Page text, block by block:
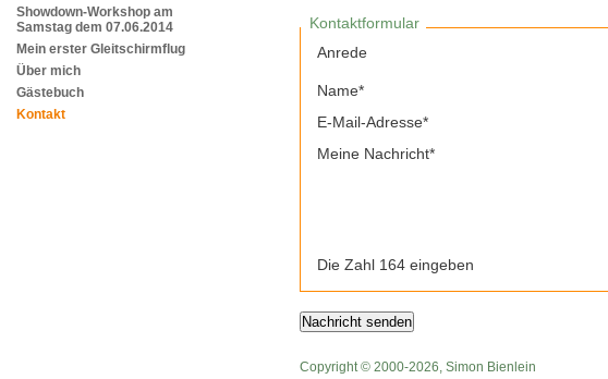
Showdown-Workshop am
Samstag dem 07.06.2014
Mein erster Gleitschirmflug
Über mich
Gästebuch
Kontakt
Kontaktformular
Anrede
Name*
E-Mail-Adresse*
Meine Nachricht*
Die Zahl 164 eingeben
Copyright © 2000-2026, Simon Bienlein